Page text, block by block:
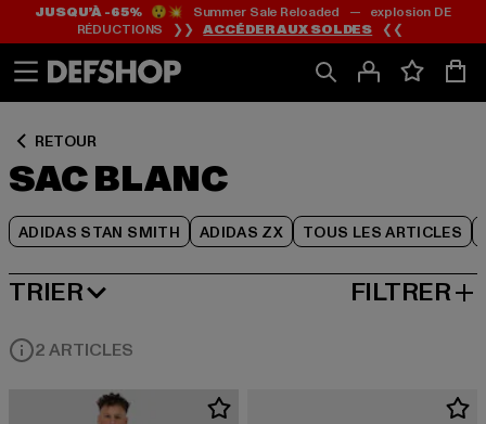
Passer
au
Passer
au
de
JUSQU’À -65%😲💥 Summer Sale Reloaded — explosion DE
RÉDUCTIONS ❯❯ACCÉDER AUX SOLDES ❮❮
RETOUR
SAC BLANC
ADIDAS STAN SMITH ADIDAS ZX TOUS LES ARTICLES
Passer
au
de
TRIER
MEILLEURES VENTES FILTRER
2 ARTICLES